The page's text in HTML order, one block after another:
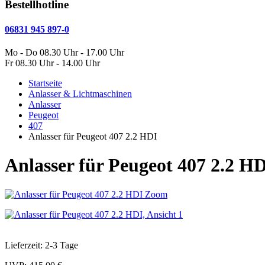
Bestellhotline
06831 945 897-0
Mo - Do 08.30 Uhr - 17.00 Uhr
Fr 08.30 Uhr - 14.00 Uhr
Startseite
Anlasser & Lichtmaschinen
Anlasser
Peugeot
407
Anlasser für Peugeot 407 2.2 HDI
Anlasser für Peugeot 407 2.2
Zoom
Lieferzeit: 2-3 Tage